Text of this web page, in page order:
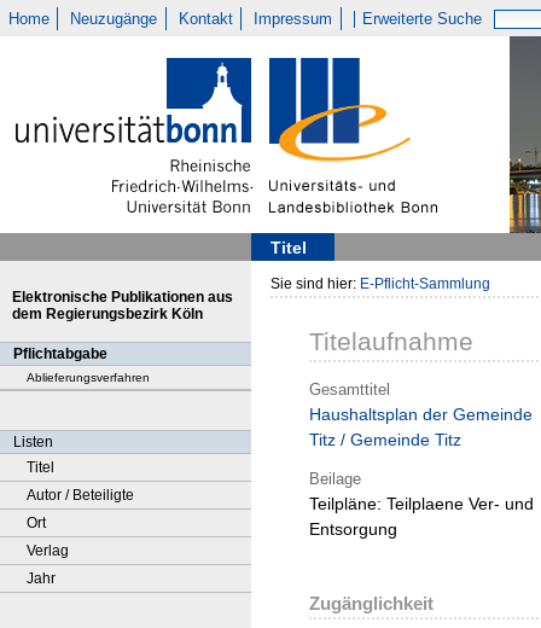
Home Neuzugänge Kontakt Impressum Erweiterte Suche
Titel
Elektronische Publikationen aus
dem Regierungsbezirk Köln
Pflichtabgabe
Ablieferungsverfahren
Listen
Titel
Autor / Beteiligte
Ort
Verlag
Jahr
Sie sind hier: E-Pflicht-Sammlung
Titelaufnahme
Gesamttitel
Haushaltsplan der Gemeinde
Titz / Gemeinde Titz
Beilage
Teilpläne: Teilplaene Ver- und
Entsorgung
Zugänglichkeit